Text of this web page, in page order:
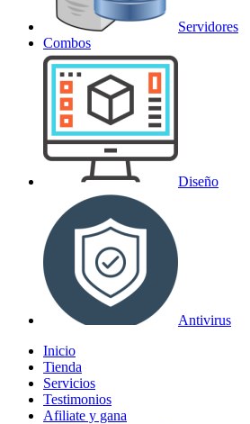
Servidores
Combos
Diseño
Antivirus
Inicio
Tienda
Servicios
Testimonios
Afiliate y gana